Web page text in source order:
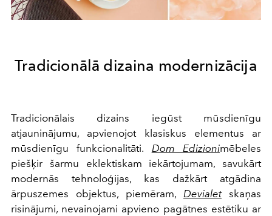
Tradicionālā dizaina modernizācija
Tradicionālais dizains iegūst mūsdienīgu
atjauninājumu, apvienojot klasiskus elementus ar
mūsdienīgu funkcionalitāti. Dom Edizionimēbeles
piešķir šarmu eklektiskam iekārtojumam, savukārt
modernās tehnoloģijas, kas dažkārt atgādina
ārpuszemes objektus, piemēram, Devialetskaņas
risinājumi, nevainojami apvieno pagātnes estētiku ar